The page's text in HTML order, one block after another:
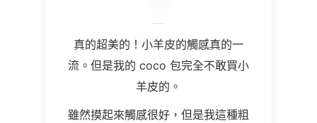
真的超美的！小羊皮的觸感真的一
流。但是我的 coco 包完全不敢買小
羊皮的。
雖然摸起來觸感很好，但是我這種粗